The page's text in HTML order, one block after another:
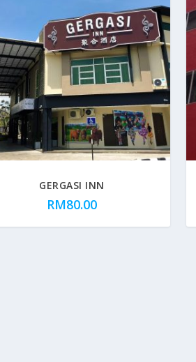
GERGASI INN
RM80.00